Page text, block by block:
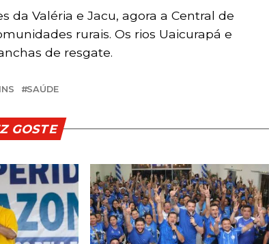
da Valéria e Jacu, agora a Central de
rurais. Os rios Uaicurapá e
de resgate.
SAÚDE
GOSTE